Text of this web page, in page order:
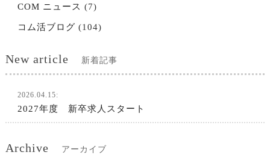
COM ニュース (7)
コム活ブログ (104)
New article 新着記事
2026.04.15:
2027年度 新卒求人スタート
Archive アーカイブ